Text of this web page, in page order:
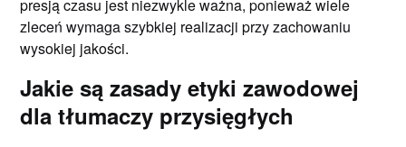
presją czasu jest niezwykle ważna, ponieważ wiele
zleceń wymaga szybkiej realizacji przy zachowaniu
wysokiej jakości.
Jakie są zasady etyki zawodowej
dla tłumaczy przysięgłych